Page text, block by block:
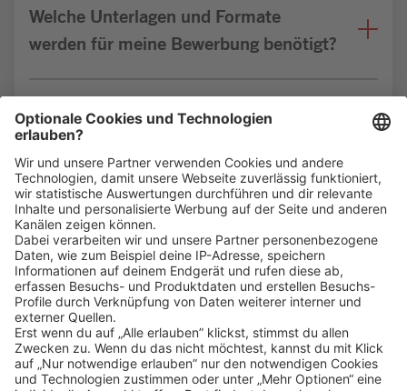
Welche Unterlagen und Formate
werden für meine Bewerbung benötigt?
Bin ich für die Stelle geeignet?
Klickehier, um alle offenen Jobs zu sehen.